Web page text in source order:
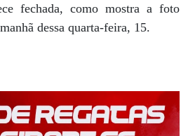
fechada, como mostra a foto
dessa quarta-feira, 15.